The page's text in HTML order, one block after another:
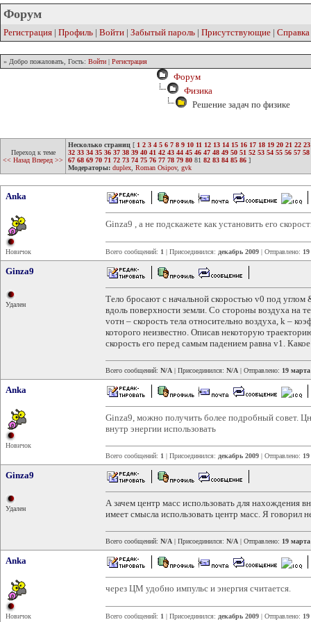
Форум
Регистрация | Профиль | Войти | Забытый пароль | Присутствующие | Справка
» Добро пожаловать, Гость: Войти | Регистрация
Форум
Физика
Решение задач по физике
Переход к теме
<< Назад Вперед >>
Несколько страниц [ 1 2 3 4 5 6 7 8 9 10 11 12 13 14 15 16 17 18 19 20 21 22 23
32 33 34 35 36 37 38 39 40 41 42 43 44 45 46 47 48 49 50 51 52 53 54 55 56 57 58
67 68 69 70 71 72 73 74 75 76 77 78 79 80 81 82 83 84 85 86 ]
Модераторы: duplex Roman Osipov, gvk
Anka
Новичок
Ginza9 , а не подскажете как установить его
Всего сообщений: 1 | Присоединился: декабрь 2009 | Отправлено:
Ginza9
Удален
Тело бросают с начальной скоростью v0 под
вдоль поверхности земли. Co стороны воздуха на
vотн – скорость тела относительно воздуха, k –
которого неизвестно. Описав некоторую
скорость его перед самым падением равна v1.
Всего сообщений: N/A | Присоединился: N/A | Отправлено: 19
Anka
Новичок
Ginza9, можно получить более подробный совет.
внутр энергии использовать
Всего сообщений: 1 | Присоединился: декабрь 2009 | Отправлено:
Ginza9
Удален
А зачем центр масс использовать для нахождения
имеет смысла использовать центр масс. Я говорил
Всего сообщений: N/A | Присоединился: N/A | Отправлено: 19
Anka
Новичок
через ЦМ удобно импульс и энергия считается.
Всего сообщений: 1 | Присоединился: декабрь 2009 | Отправлено: